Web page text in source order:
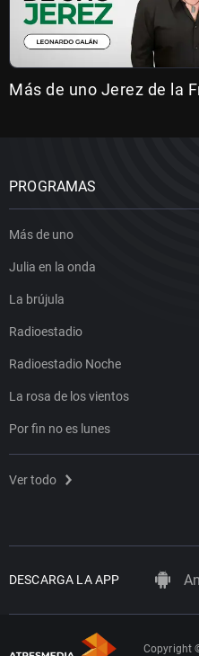
Más de uno Jerez de la
PROGRAMAS
Más de uno
Julia en la onda
La brújula
Radioestadio
Radioestadio Noche
La rosa de los vientos
Por fin no es lunes
Ver todo
DESCARGA LA APP
Copyright